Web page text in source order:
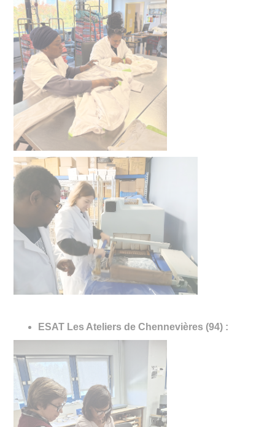
ESAT Les Ateliers de Chennevières (94) :